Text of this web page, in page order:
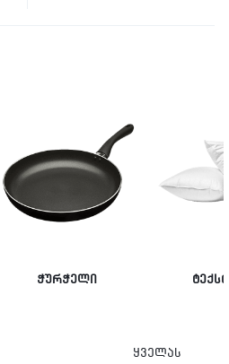
ჭურჭელი
ყველას